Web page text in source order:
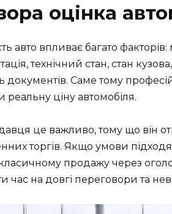
оцінка
авто впливає багато
технічний стан, стан
документів. Саме тому
реальну ціну автомобіля.
це важливо, тому що він
торгів. Якщо умови
продажу через
час на довгі переговори та